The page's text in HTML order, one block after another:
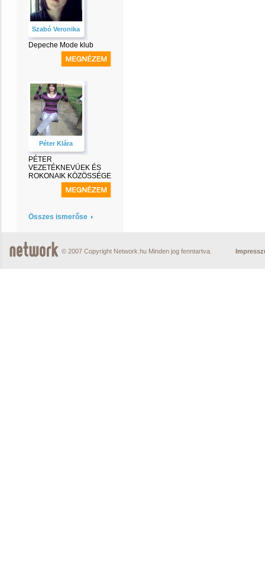
Szabó Veronika
Depeche Mode klub
Péter Klára
PÉTER
VEZETÉKNEVÜEK ÉS
ROKONAIK KÖZÖSSÉGE
Összes ismerőse
© 2007 Copyright Network.hu Minden jog fenntartva.